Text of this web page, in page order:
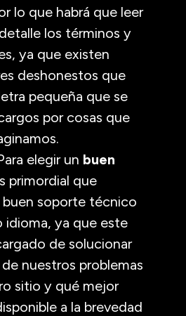
lo que habrá que leer
los términos y
ya que existen
deshonestos que
pequeña que se
por cosas que
elegir un buen
primordial que
soporte técnico
idioma, ya que este
de solucionar
nuestros problemas
sitio y qué mejor
a la brevedad